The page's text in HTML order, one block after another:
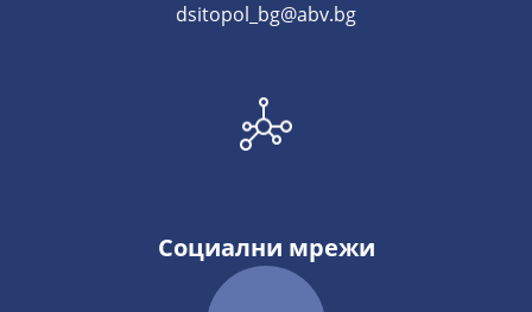
dsitopol_bg@abv.bg
Социални мрежи